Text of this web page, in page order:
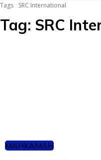
Tags SRC International
Tag: SRC
MAHKAMAH